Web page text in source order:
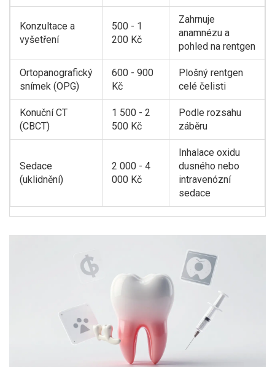
Konzultace a
vyšetření
500 - 1
200 Kč
Zahrnuje
anamnézu a
pohled na rentgen
Ortopanografický
snímek (OPG)
600 - 900
Kč
Plošný rentgen
celé čelisti
Konuční CT
(CBCT)
1 500 - 2
500 Kč
Podle rozsahu
záběru
Sedace
(uklidnění)
2 000 - 4
000 Kč
Inhalace oxidu
dusného nebo
intravenózní
sedace